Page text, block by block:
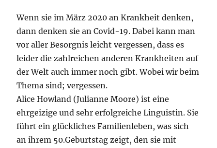
Wenn sie im März 2020 an Krankheit denken,
dann denken sie an Covid-19. Dabei kann man
vor aller Besorgnis leicht vergessen, dass es
leider die zahlreichen anderen Krankheiten auf
der Welt auch immer noch gibt. Wobei wir beim
Thema sind; vergessen.
Alice Howland (Julianne Moore) ist eine
ehrgeizige und sehr erfolgreiche Linguistin. Sie
führt ein glückliches Familienleben, was sich
an ihrem 50.Geburtstag zeigt, den sie mit